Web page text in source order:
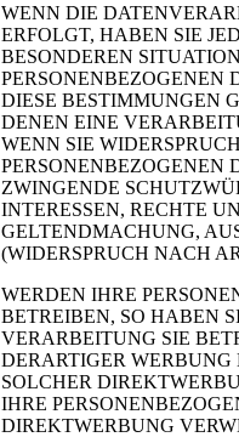
WENN DIE
ERFOLGT, HABEN SIE
BESONDEREN
PERSONENBEZOGENEN
DIESE BESTIMMUNGEN
DENEN EINE
WENN SIE
PERSONENBEZOGENEN
ZWINGENDE
INTERESSEN, RECHTE
GELTENDMACHUNG,
(WIDERSPRUCH NACH
WERDEN IHRE
BETREIBEN, SO HABEN
VERARBEITUNG SIE
DERARTIGER
SOLCHER
IHRE
DIREKTWERBUNG